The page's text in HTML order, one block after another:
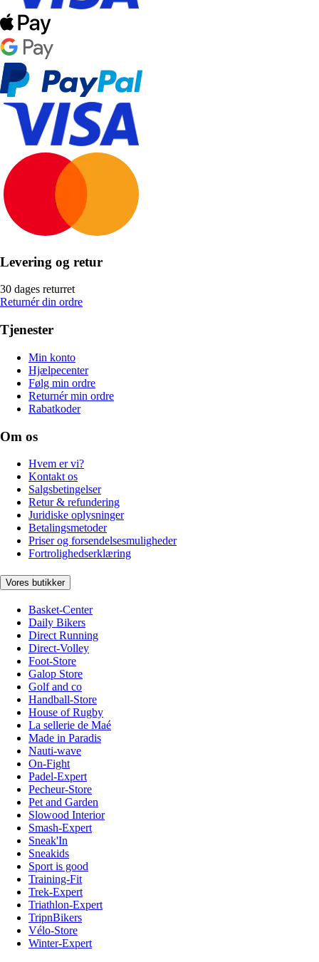
Levering og retur
30 dages returret
Returnér din ordre
Tjenester
Min konto
Hjælpecenter
Følg min ordre
Returnér min ordre
Rabatkoder
Om os
Hvem er vi?
Kontakt os
Salgsbetingelser
Retur & refundering
Juridiske oplysninger
Betalingsmetoder
Priser og forsendelsesmuligheder
Fortrolighedserklæring
Vores butikker
Basket-Center
Daily Bikers
Direct Running
Direct-Volley
Foot-Store
Galop Store
Golf and co
Handball-Store
House of Rugby
La sellerie de Maé
Made in Paradis
Nauti-wave
On-Fight
Padel-Expert
Pecheur-Store
Pet and Garden
Slowood Interior
Smash-Expert
Sneak'In
Sneakids
Sport is good
Training-Fit
Trek-Expert
Triathlon-Expert
TripnBikers
Vélo-Store
Winter-Expert